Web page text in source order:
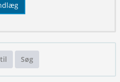
Søg